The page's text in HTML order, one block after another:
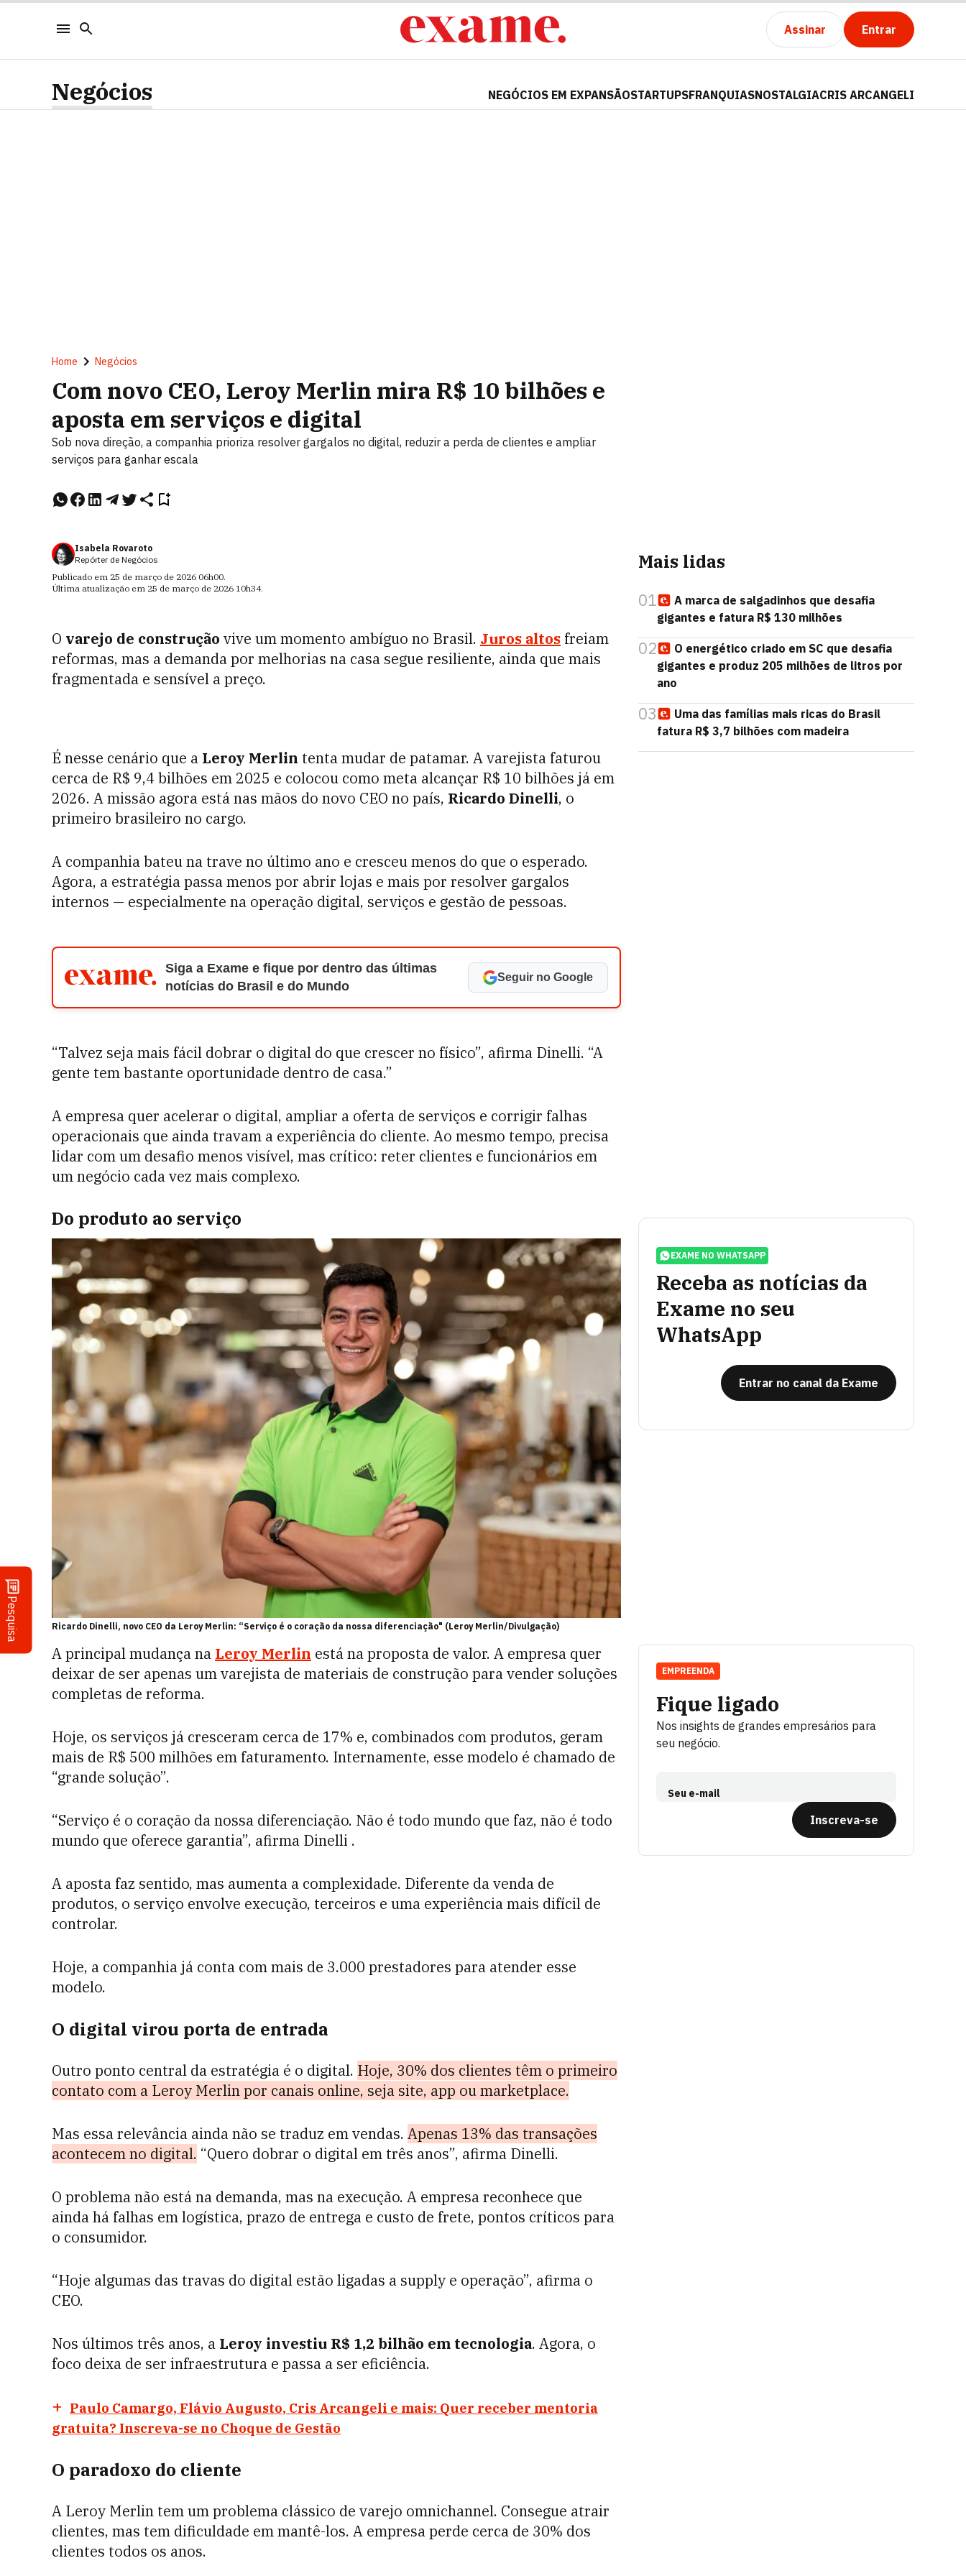
Assinar Entrar
Pesquisa
Negócios NEGÓCIOS EM EXPANSÃOSTARTUPSFRANQUIASNOSTALGIACRIS ARCANGELI
Home Negócios
Com novo CEO, Leroy Merlin mira R$ 10 bilhões e
aposta em serviços e digital
Sob nova direção, a companhia prioriza resolver gargalos no digital, reduzir a perda de clientes e ampliar
serviços para ganhar escala
Isabela Rovaroto
Repórter de Negócios
Publicado em 25 de março de 2026 06h00.
Última atualização em 25 de março de 2026 10h34.
O varejo de construção vive um momento ambíguo no Brasil. Juros altos freiam
reformas, mas a demanda por melhorias na casa segue resiliente, ainda que mais
fragmentada e sensível a preço.
É nesse cenário que a Leroy Merlin tenta mudar de patamar. A varejista faturou
cerca de R$ 9,4 bilhões em 2025 e colocou como meta alcançar R$ 10 bilhões já em
2026. A missão agora está nas mãos do novo CEO no país, Ricardo Dinelli, o
primeiro brasileiro no cargo.
A companhia bateu na trave no último ano e cresceu menos do que o esperado.
Agora, a estratégia passa menos por abrir lojas e mais por resolver gargalos
internos — especialmente na operação digital, serviços e gestão de pessoas.
Siga a Exame e fique por dentro das últimas
notícias do Brasil e do Mundo
Seguir no Google
“Talvez seja mais fácil dobrar o digital do que crescer no físico”, afirma Dinelli. “A
gente tem bastante oportunidade dentro de casa.”
A empresa quer acelerar o digital, ampliar a oferta de serviços e corrigir falhas
operacionais que ainda travam a experiência do cliente. Ao mesmo tempo, precisa
lidar com um desafio menos visível, mas crítico: reter clientes e funcionários em
um negócio cada vez mais complexo.
Do produto ao serviço
Ricardo Dinelli, novo CEO da Leroy Merlin: “Serviço é o coração da nossa diferenciação" (Leroy Merlin/Divulgação)
A principal mudança na Leroy Merlin está na proposta de valor. A empresa quer
deixar de ser apenas um varejista de materiais de construção para vender soluções
completas de reforma.
Hoje, os serviços já cresceram cerca de 17% e, combinados com produtos, geram
mais de R$ 500 milhões em faturamento. Internamente, esse modelo é chamado de
“grande solução”.
“Serviço é o coração da nossa diferenciação. Não é todo mundo que faz, não é todo
mundo que oferece garantia”, afirma Dinelli .
A aposta faz sentido, mas aumenta a complexidade. Diferente da venda de
produtos, o serviço envolve execução, terceiros e uma experiência mais difícil de
controlar.
Hoje, a companhia já conta com mais de 3.000 prestadores para atender esse
modelo.
O digital virou porta de entrada
Outro ponto central da estratégia é o digital. Hoje, 30% dos clientes têm o primeiro
contato com a Leroy Merlin por canais online, seja site, app ou marketplace.
Mas essa relevância ainda não se traduz em vendas. Apenas 13% das transações
acontecem no digital. “Quero dobrar o digital em três anos”, afirma Dinelli.
O problema não está na demanda, mas na execução. A empresa reconhece que
ainda há falhas em logística, prazo de entrega e custo de frete, pontos críticos para
o consumidor.
“Hoje algumas das travas do digital estão ligadas a supply e operação”, afirma o
CEO.
Nos últimos três anos, a Leroy investiu R$ 1,2 bilhão em tecnologia. Agora, o
foco deixa de ser infraestrutura e passa a ser eficiência.
Paulo Camargo, Flávio Augusto, Cris Arcangeli e mais: Quer receber mentoria
gratuita? Inscreva-se no Choque de Gestão
O paradoxo do cliente
A Leroy Merlin tem um problema clássico de varejo omnichannel. Consegue atrair
clientes, mas tem dificuldade em mantê-los. A empresa perde cerca de 30% dos
clientes todos os anos.
Mais lidas
01
A marca de salgadinhos que desafia
gigantes e fatura R$ 130 milhões
02
O energético criado em SC que desafia
gigantes e produz 205 milhões de litros por
ano
03
Uma das famílias mais ricas do Brasil
fatura R$ 3,7 bilhões com madeira
EXAME NO WHATSAPP
Receba as notícias da
Exame no seu
WhatsApp
Entrar no canal da Exame
Fique ligado
Nos insights de grandes empresários para
seu negócio.
Seu e-mail
Inscreva-se
EMPREENDA